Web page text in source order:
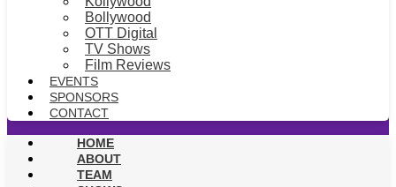
Bollywood
OTT Digital
TV Shows
Film Reviews
EVENTS
SPONSORS
CONTACT
HOME
ABOUT
TEAM